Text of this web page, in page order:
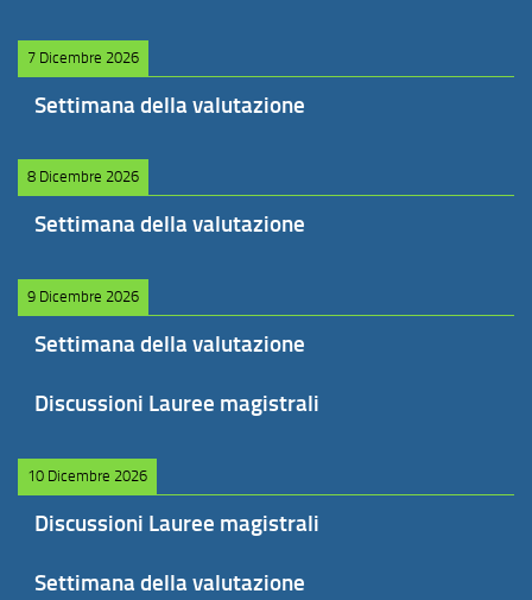
7 Dicembre 2026
Settimana della valutazione
8 Dicembre 2026
Settimana della valutazione
9 Dicembre 2026
Settimana della valutazione
Discussioni Lauree magistrali
10 Dicembre 2026
Discussioni Lauree magistrali
Settimana della valutazione